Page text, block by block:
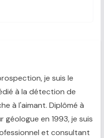
je suis le
à la détection de
à l'aimant. Diplômé à
en 1993, je suis
et consultant